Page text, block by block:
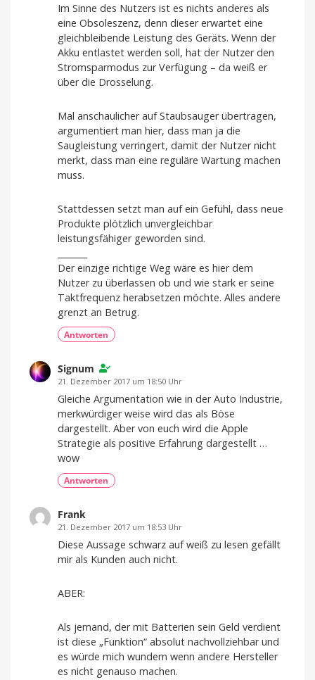
Im Sinne des Nutzers ist es nichts anderes als
eine Obsoleszenz, denn dieser erwartet eine
gleichbleibende Leistung des Geräts. Wenn der
Akku entlastet werden soll, hat der Nutzer den
Stromsparmodus zur Verfügung – da weiß er
über die Drosselung.
Mal anschaulicher auf Staubsauger übertragen,
argumentiert man hier, dass man ja die
Saugleistung verringert, damit der Nutzer nicht
merkt, dass man eine reguläre Wartung machen
muss.
Stattdessen setzt man auf ein Gefühl, dass neue
Produkte plötzlich unvergleichbar
leistungsfähiger geworden sind.
Der einzige richtige Weg wäre es hier dem
Nutzer zu überlassen ob und wie stark er seine
Taktfrequenz herabsetzen möchte. Alles andere
grenzt an Betrug.
Antworten
Signum
21. Dezember 2017 um 18:50 Uhr
Gleiche Argumentation wie in der Auto Industrie,
merkwürdiger weise wird das als Böse
dargestellt. Aber von euch wird die Apple
Strategie als positive Erfahrung dargestellt …
wow
Antworten
Frank
21. Dezember 2017 um 18:53 Uhr
Diese Aussage schwarz auf weiß zu lesen gefällt
mir als Kunden auch nicht.
ABER:
Als jemand, der mit Batterien sein Geld verdient
ist diese „Funktion“ absolut nachvollziehbar und
es würde mich wundern wenn andere Hersteller
es nicht genauso machen.